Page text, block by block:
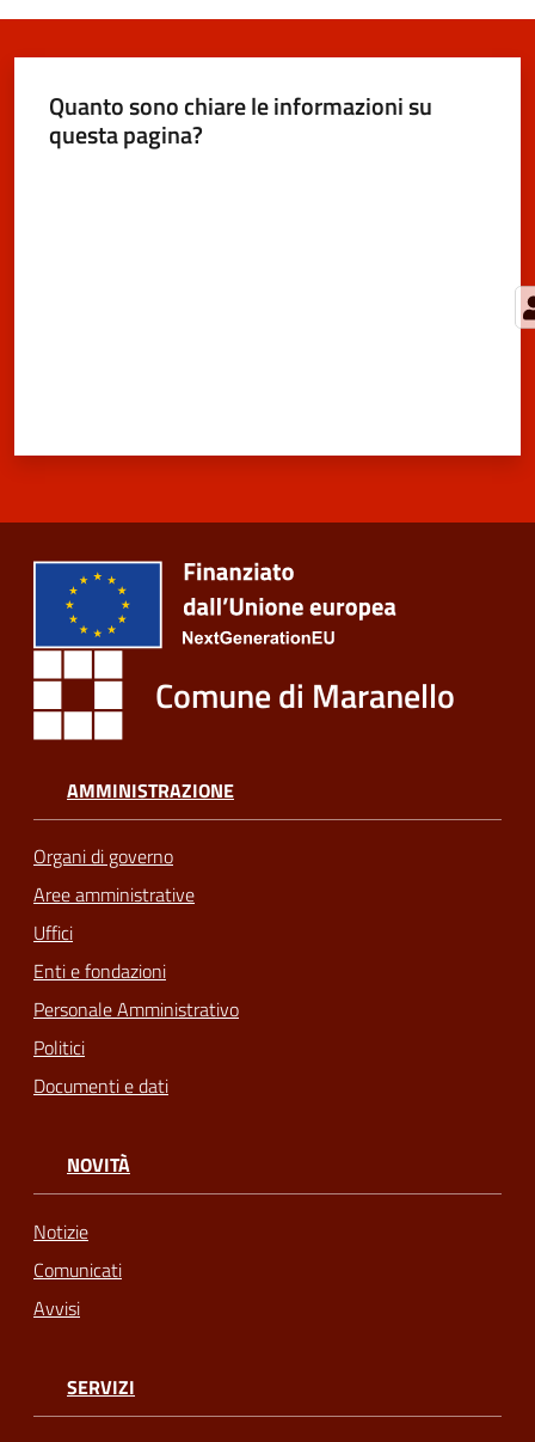
Quanto sono chiare le informazioni su
questa pagina?
Comune di Maranello
AMMINISTRAZIONE
Organi di governo
Aree amministrative
Uffici
Enti e fondazioni
Personale Amministrativo
Politici
Documenti e dati
NOVITÀ
Notizie
Comunicati
Avvisi
SERVIZI